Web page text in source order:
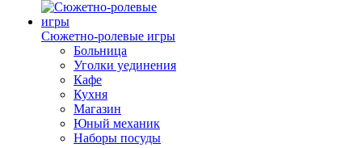
Сюжетно-ролевые игры
Больница
Уголки уединения
Кафе
Кухня
Магазин
Юный механик
Наборы посуды